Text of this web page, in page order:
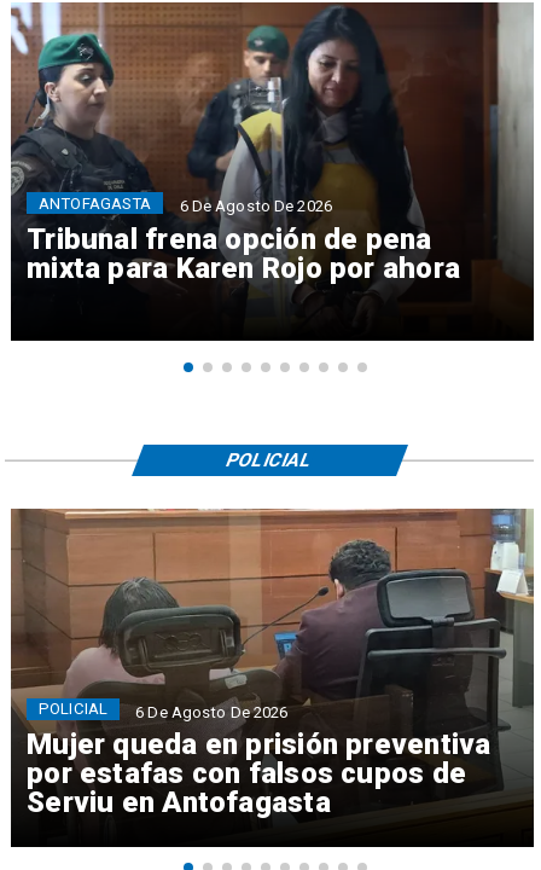
Tribunal frena opción de pena
mixta para Karen Rojo por ahora
ANTOFAGASTA 6 De Agosto De 2026
Mujer queda en prisión preventiva
por estafas con falsos cupos de
Serviu en Antofagasta
POLICIAL 6 De Agosto De 2026
POLICIAL